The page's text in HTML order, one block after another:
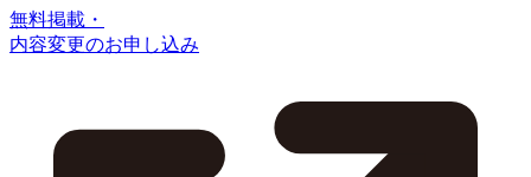
無料掲載・
内容変更のお申し込み